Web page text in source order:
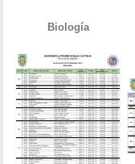
Biología